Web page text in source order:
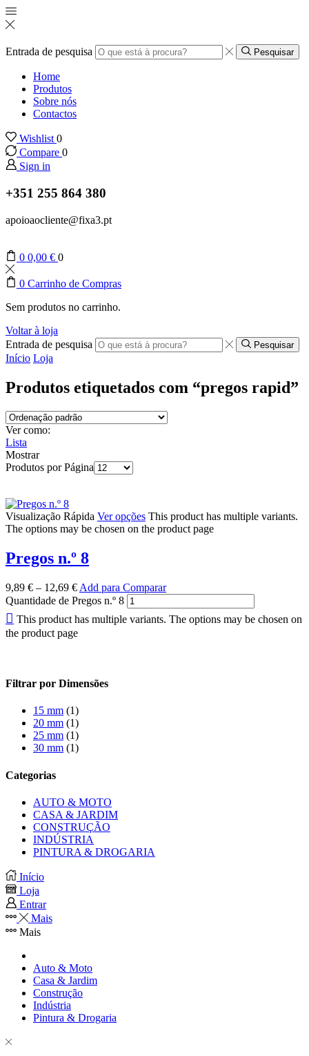
Entrada de pesquisa Pesquisar
Home
Produtos
Sobre nós
Contactos
Wishlist 0
Compare 0
Sign in
+351 255 864 380
apoioaocliente@fixa3.pt
0 0,00 € 0
0 Carrinho de Compras
Sem produtos no carrinho.
Voltar à loja
Entrada de pesquisa
Pesquisar
Início Loja
Produtos etiquetados com “pregos rapid”
Ver como:
Lista
Mostrar
Produtos por Página
Visualização Rápida Ver opções This product has multiple variants.
The options may be chosen on the product page
Pregos n.º 8
9,89 € – 12,69 € Add para Comparar
Quantidade de Pregos n.º 8
This product has multiple variants. The options may be chosen on
the product page
Filtrar por Dimensões
15 mm (1)
20 mm (1)
25 mm (1)
30 mm (1)
Categorias
AUTO & MOTO
CASA & JARDIM
CONSTRUÇÃO
INDÚSTRIA
PINTURA & DROGARIA
Início
Loja
Entrar
Mais
Mais
Auto & Moto
Casa & Jardim
Construção
Indústria
Pintura & Drogaria